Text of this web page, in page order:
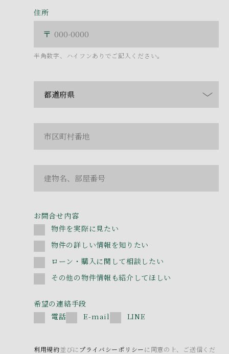
住所
半角数字、ハイフンありでご記入ください。
お問合せ内容
物件を実際に見たい
物件の詳しい情報を知りたい
ローン・購入に関して相談したい
その他の物件情報も紹介してほしい
希望の連絡手段
電話
E-mail LINE
利用規約並びに プライバシーポリシーに同意の上、ご送信くだ